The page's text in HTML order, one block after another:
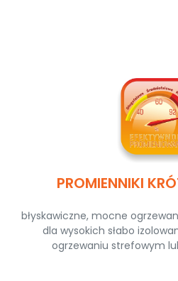
PROMIENNIKI
błyskawiczne, mocne
dla wysokich słabo
ogrzewaniu strefowym